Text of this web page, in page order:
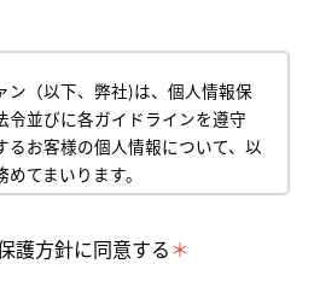
ン（以下、弊社)は、個人情報保
令並びに各ガイドラインを遵守
るお客様の個人情報について、以
てまいります。
護方針に同意する